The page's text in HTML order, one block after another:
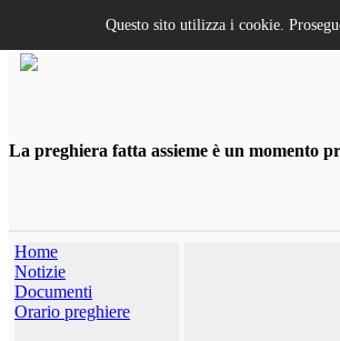
La preghiera fatta assieme è un momento
Home
Notizie
Documenti
Orario preghiere
Questo sito utilizza i cookie.